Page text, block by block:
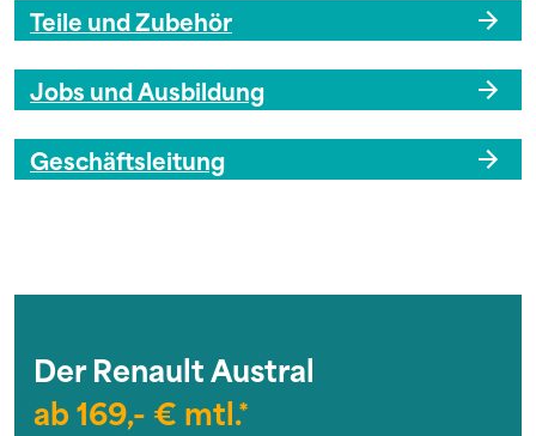
Teile und Zubehör
Jobs und Ausbildung
Geschäftsleitung
Der Renault Austral
ab 169,- € mtl.*